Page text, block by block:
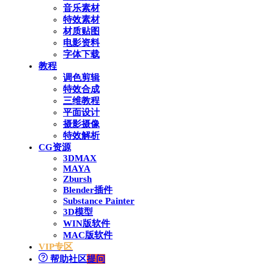
音乐素材
特效素材
材质贴图
电影资料
字体下载
教程
调色剪辑
特效合成
三维教程
平面设计
摄影摄像
特效解析
CG资源
3DMAX
MAYA
Zbursh
Blender插件
Substance Painter
3D模型
WIN版软件
MAC版软件
VIP专区
帮助社区提问